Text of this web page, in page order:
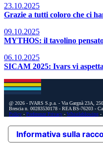
23.10.2025
Grazie a tutti coloro che ci
09.10.2025
MYTHOS: il tavolino
06.10.2025
SICAM 2025: Ivars vi
@ 2026 - IVARS S.p.a. - Via Gargnà 23A,
Brescia n. 00283530178 - REA BS-76203 -
Policy - Preferenze Privacy - Whistleblowing -
Informativa sulla